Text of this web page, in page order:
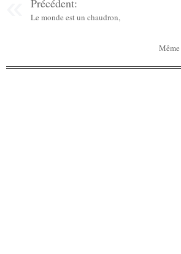
Le monde est un chaudron,